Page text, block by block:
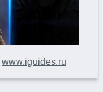
www.iguides.ru